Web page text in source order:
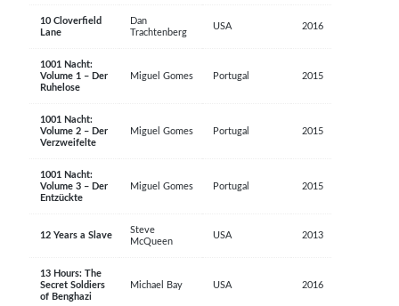
10 Cloverfield
Lane
Dan
Trachtenberg
USA 2016
1001 Nacht:
Volume 1 – Der
Ruhelose
Miguel Gomes Portugal 2015
1001 Nacht:
Volume 2 – Der
Verzweifelte
Miguel Gomes Portugal 2015
1001 Nacht:
Volume 3 – Der
Entzückte
Miguel Gomes Portugal 2015
12 Years a Slave
Steve
McQueen
USA 2013
13 Hours: The
Secret Soldiers
of Benghazi
Michael Bay USA 2016